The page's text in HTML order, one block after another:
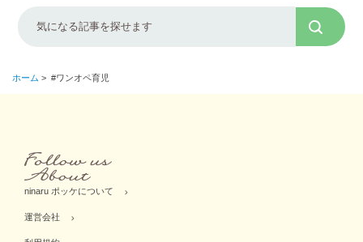
ホーム > #ワンオペ育児
ninaru ポッケについて
運営会社